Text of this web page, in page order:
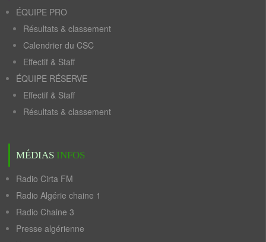
ÉQUIPE PRO
Résultats & classement
Calendrier du CSC
Effectif & Staff
ÉQUIPE RÉSERVE
Effectif & Staff
Résultats & classement
MÉDIAS INFOS
Radio Cirta FM
Radio Algérie chaine 1
Radio Chaine 3
Presse algérienne